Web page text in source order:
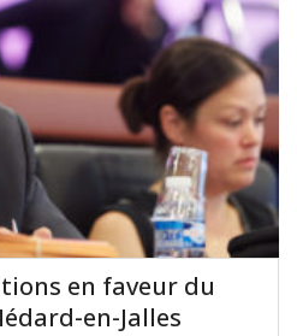
[ … ]
en faveur du
en-Jalles